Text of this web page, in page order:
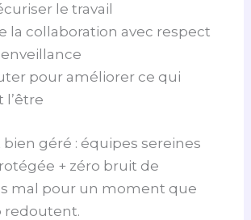
le travail
la collaboration avec respect
pour améliorer ce qui
l’être
géré : équipes sereines
+ zéro bruit de
mal pour un moment que
redoutent.